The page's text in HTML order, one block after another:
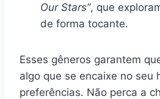
Our Stars”, que
de forma tocante.
Esses gêneros garantem
algo que se encaixe no seu
preferências. Não perca a